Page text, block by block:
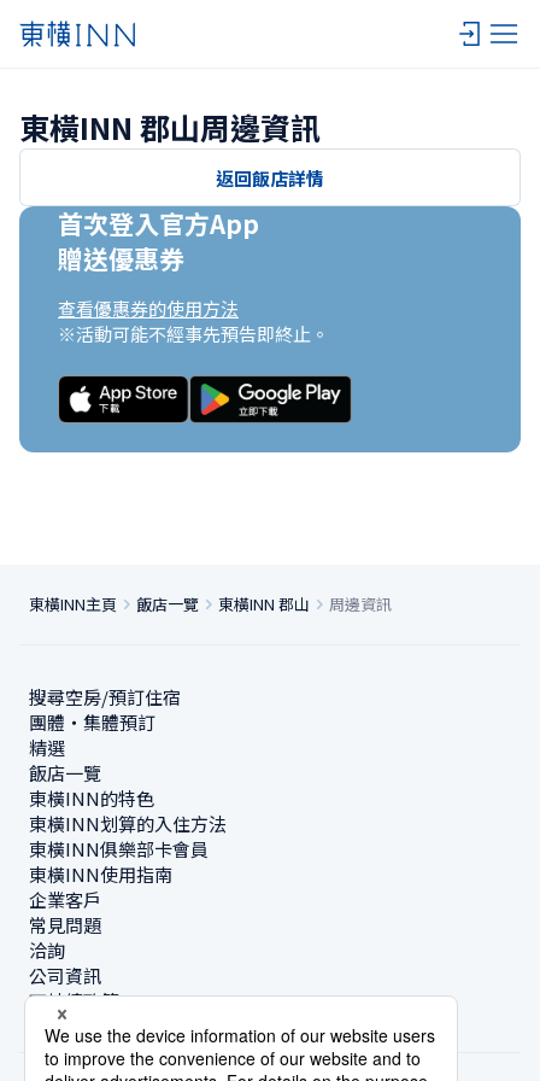
東橫INN 郡山周邊資訊
返回飯店詳情
首次登入官方App
贈送優惠券
查看優惠券的使用方法
※活動可能不經事先預告即終止。
東橫INN主頁 飯店一覽 東橫INN 郡山 周邊資訊
搜尋空房/預訂住宿
團體・集體預訂
精選
飯店一覽
東橫INN的特色
東橫INN划算的入住方法
東橫INN俱樂部卡會員
東橫INN使用指南
企業客戶
常見問題
洽詢
公司資訊
可持續政策